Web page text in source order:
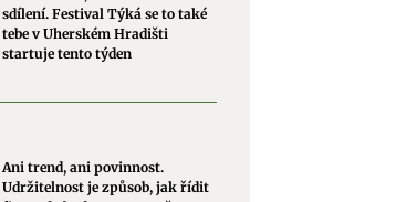
sdílení. Festival Týká se to také
tebe v Uherském Hradišti
startuje tento týden
Ani trend, ani povinnost.
Udržitelnost je způsob, jak řídit